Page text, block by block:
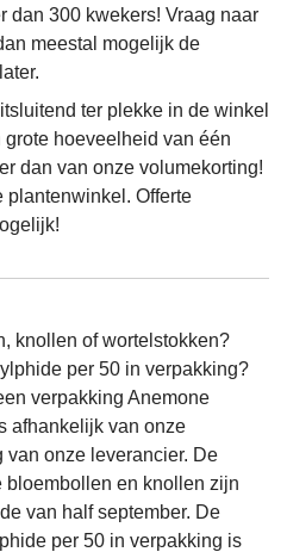
dan 300 kwekers! Vraag naar
meestal mogelijk de
ter plekke in de winkel
hoeveelheid van één
dan van onze volumekorting!
plantenwinkel. Offerte
knollen of wortelstokken?
per 50 in verpakking?
verpakking Anemone
afhankelijk van onze
onze leverancier. De
bloembollen en knollen zijn
van half september. De
per 50 in verpakking is